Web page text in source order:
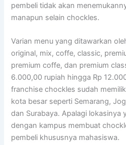
pembeli tidak akan
manapun selain chockles.
Varian menu yang ditawarkan
original, mix, coffe, classic,
premium coffe, dan premium
6.000,00 rupiah hingga Rp
franchise chockles sudah
kota besar seperti Semarang,
dan Surabaya. Apalagi lokasinya
dengan kampus membuat
pembeli khususnya mahasiswa.